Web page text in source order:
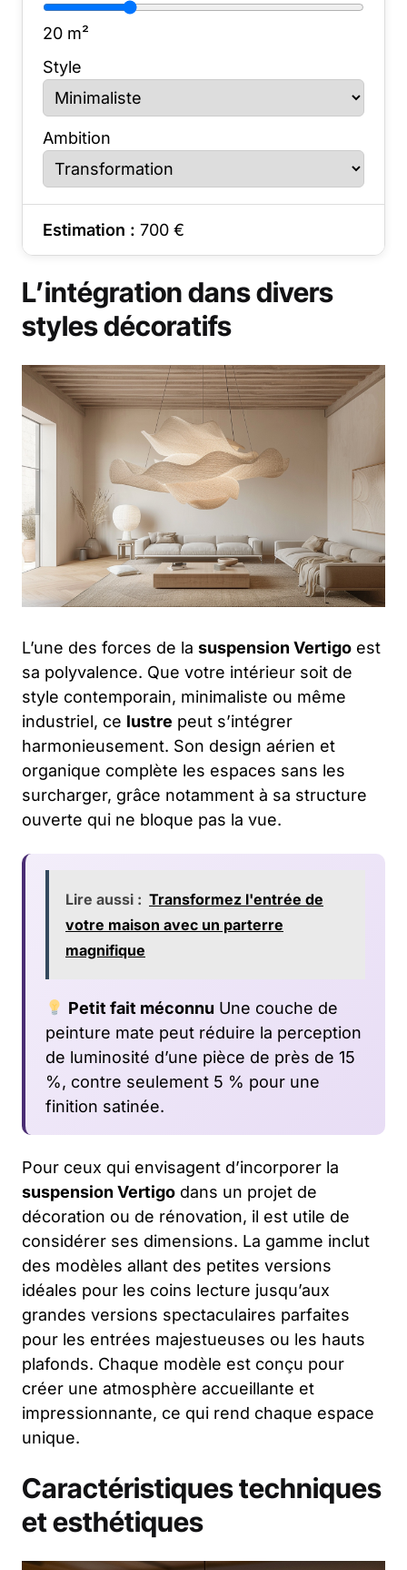
20 m²
Style
Ambition
Estimation : 700 €
L’intégration dans divers
styles décoratifs
L’une des forces de la suspension Vertigo est
sa polyvalence. Que votre intérieur soit de
style contemporain, minimaliste ou même
industriel, ce lustre peut s’intégrer
harmonieusement. Son design aérien et
organique complète les espaces sans les
surcharger, grâce notamment à sa structure
ouverte qui ne bloque pas la vue.
Lire aussi : Transformez l'entrée de
votre maison avec un parterre
magnifique
Petit fait méconnu Une couche de
peinture mate peut réduire la perception
de luminosité d’une pièce de près de 15
%, contre seulement 5 % pour une
finition satinée.
Pour ceux qui envisagent d’incorporer la
suspension Vertigo dans un projet de
décoration ou de rénovation, il est utile de
considérer ses dimensions. La gamme inclut
des modèles allant des petites versions
idéales pour les coins lecture jusqu’aux
grandes versions spectaculaires parfaites
pour les entrées majestueuses ou les hauts
plafonds. Chaque modèle est conçu pour
créer une atmosphère accueillante et
impressionnante, ce qui rend chaque espace
unique.
Caractéristiques techniques
et esthétiques